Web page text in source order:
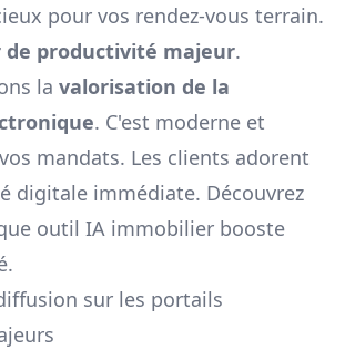
pour vos rendez-vous terrain.
de productivité majeur.
la valorisation de la
. C'est moderne et
mandats. Les clients adorent
digitale immédiate. Découvrez
outil IA immobilier booste
sur les portails